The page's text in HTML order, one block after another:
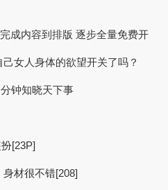
成内容到排版 逐步全量免费开
女人身体的欲望开关了吗？
钟知晓天下事
[23P]
材很不错[208]